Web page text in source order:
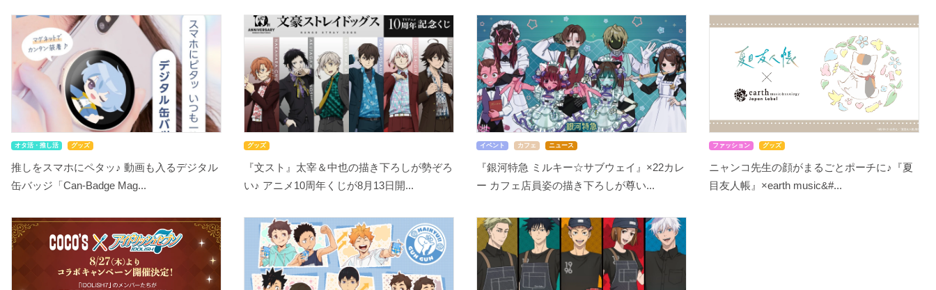
オタ活・推し活 グッズ
推しをスマホにペタッ♪ 動画も入るデジタル
缶バッジ「Can-Badge Mag...
グッズ
『文スト』太宰＆中也の描き下ろしが勢ぞろ
い♪ アニメ10周年くじが8月13日開...
イベント カフェ ニュース
『銀河特急 ミルキー☆サブウェイ』×22カレ
ー カフェ店員姿の描き下ろしが尊い...
ファッション グッズ
ニャンコ先生の顔がまるごとポーチに♪『夏
目友人帳』×earth music&#...